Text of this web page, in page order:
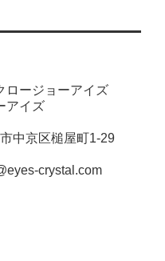
ロージョーアイズ
アイズ
中京区槌屋町1-29
crystal.com